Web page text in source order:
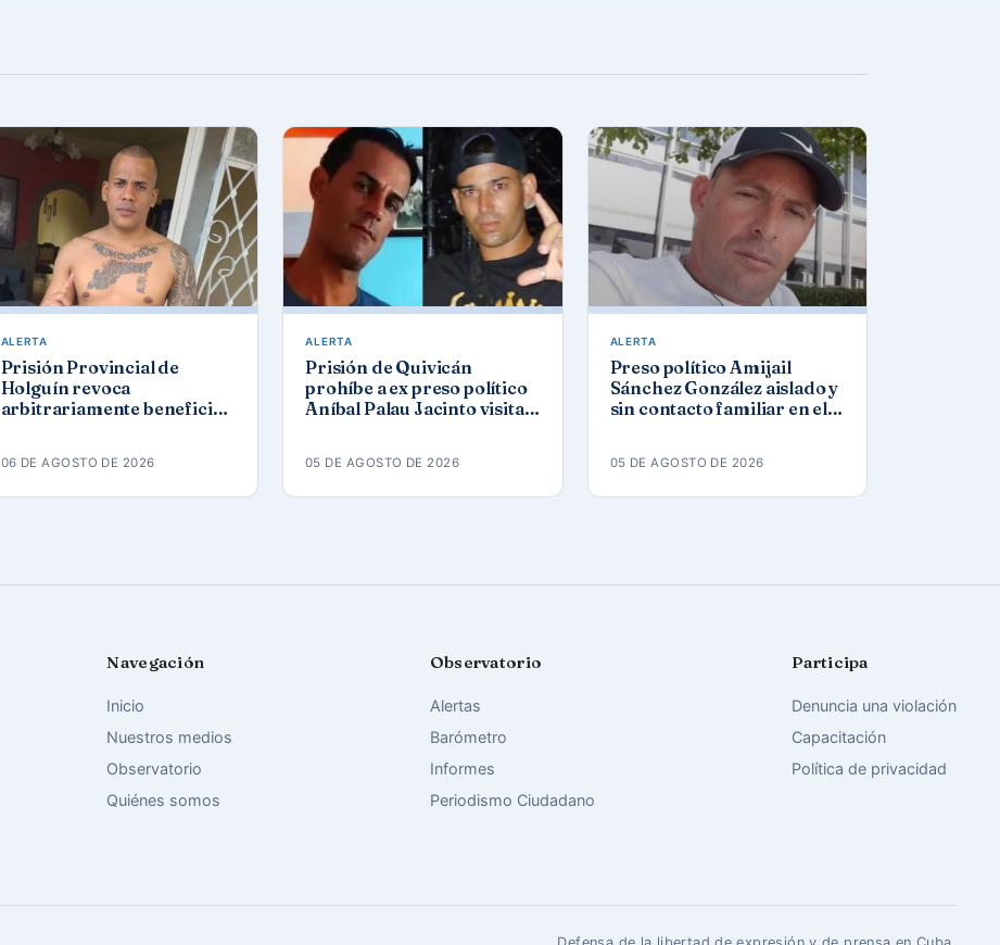
ALERTA
Prisión Provincial de
Holguín revoca
arbitrariamente beneficios
06 DE AGOSTO DE 2026
ALERTA
Prisión de Quivicán
prohíbe a ex preso político
Aníbal Palau Jacinto visitar
05 DE AGOSTO DE 2026
ALERTA
Preso político Amijail
Sánchez González aislado y
sin contacto familiar en el
05 DE AGOSTO DE 2026
Navegación
Inicio
Nuestros medios
Observatorio
Quiénes somos
Observatorio
Alertas
Barómetro
Informes
Periodismo Ciudadano
Participa
Denuncia una violación
Capacitación
Política de privacidad